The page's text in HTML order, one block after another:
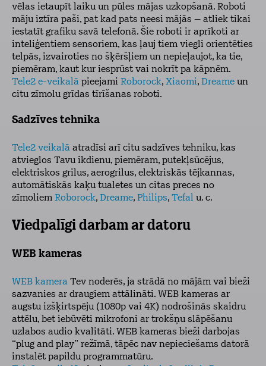
vēlas ietaupīt laiku un pūles mājas uzkopšanā. Roboti
māju iztīra paši, pat kad pats neesi mājās – atliek tikai
iestatīt grafiku savā telefonā. Šie roboti ir aprīkoti ar
inteliģentiem sensoriem, kas ļauj tiem viegli orientēties
telpās, izvairoties no šķēršļiem un nepieļaujot, ka tie,
piemēram, kaut kur iesprūst vai nokrīt pa kāpnēm.
Tele2 e-veikalā pieejami Roborock, Xiaomi, Dreame un
citu zīmolu grīdas tīrīšanas roboti.
Sadzīves tehnika
Tele2 veikalā atradīsi arī citu sadzīves tehniku, kas
atvieglos Tavu ikdienu, piemēram, putekļsūcējus,
elektriskos grilus, aerogrilus, elektriskās tējkannas,
automātiskās kaķu tualetes un citas preces no
zīmoliem Roborock, Dreame, Philips, Tefal u. c.
Viedpalīgi darbam ar datoru
WEB kameras
WEB kamera Tev noderēs, ja strādā no mājām vai bieži
sazvanies ar draugiem attālināti. WEB kameras ar
augstu izšķirtspēju (1080p vai 4K) nodrošinās skaidru
attēlu, bet iebūvēti mikrofoni ar trokšņu slāpēšanu
uzlabos audio kvalitāti. WEB kameras bieži darbojas
“plug and play” režīmā, tāpēc nav nepieciešams datorā
instalēt papildu programmatūru.